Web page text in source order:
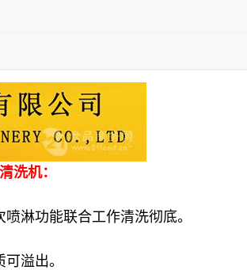
洗机：
淋功能联合工作清洗彻底。
溢出。